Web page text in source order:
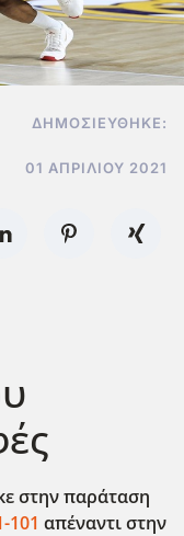
ΔΗΜΟΣΙΕΎΘΗΚΕ:
01 ΑΠΡΙΛΊΟΥ 2021
στην παράταση
101 απέναντι στην